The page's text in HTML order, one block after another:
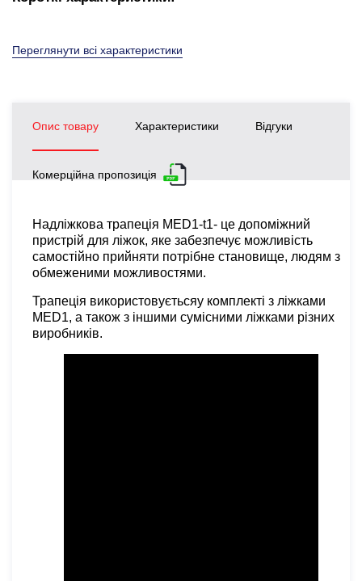
Переглянути всі характеристики
Опис товару Характеристики Відгуки
Комерційна пропозиція
Надліжкова трапеція MED1-t1- це допоміжний
пристрій для ліжок, яке забезпечує можливість
самостійно прийняти потрібне становище, людям з
обмеженими можливостями.
Трапеція використовуєтьсяу комплекті з ліжками
MED1, а також з іншими сумісними ліжками різних
виробників.